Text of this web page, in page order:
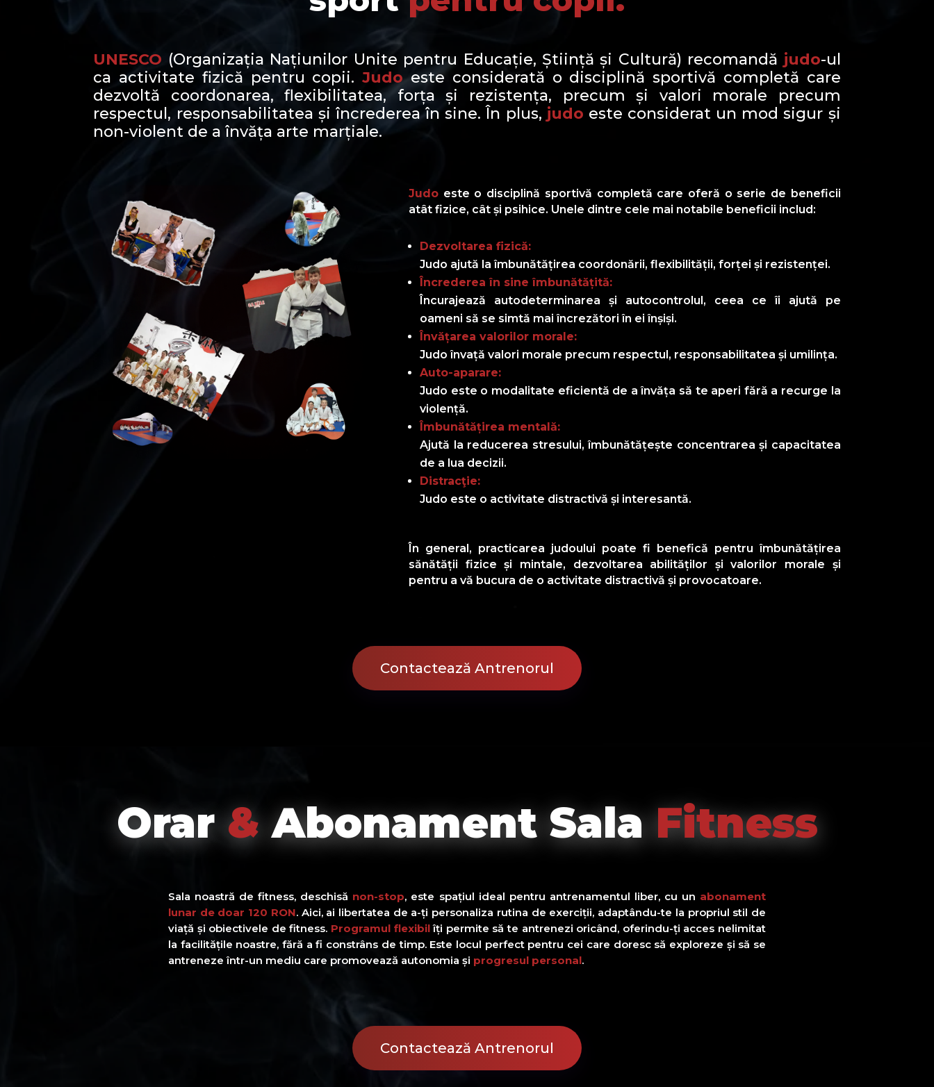
UNESCO (Organizația Națiunilor Unite pentru Educație, Știință și Cultură) recomandă judo-ul
ca activitate fizică pentru copii.Judoeste considerată o disciplină sportivă completă care
dezvoltă coordonarea, flexibilitatea, forța și rezistența, precum și valori morale precum
respectul, responsabilitatea și încrederea în sine. În plus, judo este considerat un mod sigur și
non-violent de a învăța arte marțiale.
Judo este o disciplină sportivă completă care oferă o serie de beneficii
atât fizice, cât și psihice. Unele dintre cele mai notabile beneficii includ:
Dezvoltarea fizică:
Judo ajută la îmbunătățirea coordonării, flexibilității, forței și rezistenței.
Încrederea în sine îmbunătățită:
Încurajează autodeterminarea și autocontrolul, ceea ce îi ajută pe
oameni să se simtă mai încrezători în ei înșiși.
Învățarea valorilor morale:
Judo învață valori morale precum respectul, responsabilitatea și umilința.
Auto-aparare:
Judo este o modalitate eficientă de a învăța să te aperi fără a recurge la
violență.
Îmbunătățirea mentală:
Ajută la reducerea stresului, îmbunătățește concentrarea și capacitatea
de a lua decizii.
Distracţie:
Judo este o activitate distractivă și interesantă.
În general, practicarea judoului poate fi benefică pentru îmbunătățirea
sănătății fizice și mintale, dezvoltarea abilităților și valorilor morale și
pentru a vă bucura de o activitate distractivă și provocatoare.
Contactează Antrenorul
Orar&Abonament SalaFitness
Sala noastră de fitness, deschisă non-stop, este spațiul ideal pentru antrenamentul liber, cu un abonament
lunar de doar 120 RON. Aici, ai libertatea de a-ți personaliza rutina de exerciții, adaptându-te la propriul stil de
viață și obiectivele de fitness. Programul flexibilîți permite să te antrenezi oricând, oferindu-ți acces nelimitat
la facilitățile noastre, fără a fi constrâns de timp. Este locul perfect pentru cei care doresc să exploreze și să se
antreneze într-un mediu care promovează autonomia și progresul personal.
Contactează Antrenorul